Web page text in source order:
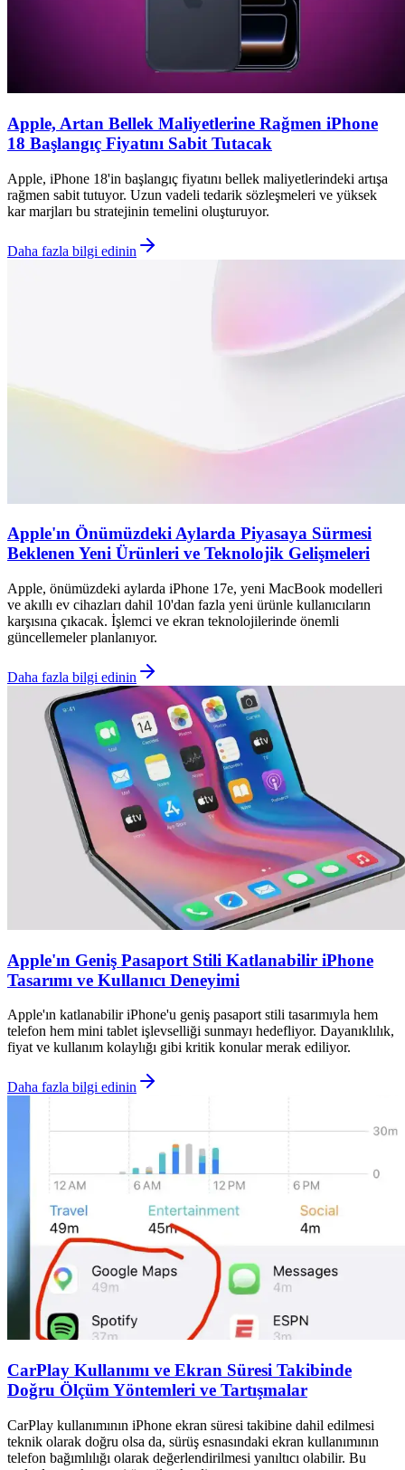
Apple, Artan Bellek Maliyetlerine Rağmen iPhone
18 Başlangıç Fiyatını Sabit Tutacak
Apple, iPhone 18'in başlangıç fiyatını bellek maliyetlerindeki artışa
rağmen sabit tutuyor. Uzun vadeli tedarik sözleşmeleri ve yüksek
kar marjları bu stratejinin temelini oluşturuyor.
Daha fazla bilgi edinin
Apple'ın Önümüzdeki Aylarda Piyasaya Sürmesi
Beklenen Yeni Ürünleri ve Teknolojik Gelişmeleri
Apple, önümüzdeki aylarda iPhone 17e, yeni MacBook modelleri
ve akıllı ev cihazları dahil 10'dan fazla yeni ürünle kullanıcıların
karşısına çıkacak. İşlemci ve ekran teknolojilerinde önemli
güncellemeler planlanıyor.
Daha fazla bilgi edinin
Apple'ın Geniş Pasaport Stili Katlanabilir iPhone
Tasarımı ve Kullanıcı Deneyimi
Apple'ın katlanabilir iPhone'u geniş pasaport stili tasarımıyla hem
telefon hem mini tablet işlevselliği sunmayı hedefliyor. Dayanıklılık,
fiyat ve kullanım kolaylığı gibi kritik konular merak ediliyor.
Daha fazla bilgi edinin
CarPlay Kullanımı ve Ekran Süresi Takibinde
Doğru Ölçüm Yöntemleri ve Tartışmalar
CarPlay kullanımının iPhone ekran süresi takibine dahil edilmesi
teknik olarak doğru olsa da, sürüş esnasındaki ekran kullanımının
telefon bağımlılığı olarak değerlendirilmesi yanıltıcı olabilir. Bu